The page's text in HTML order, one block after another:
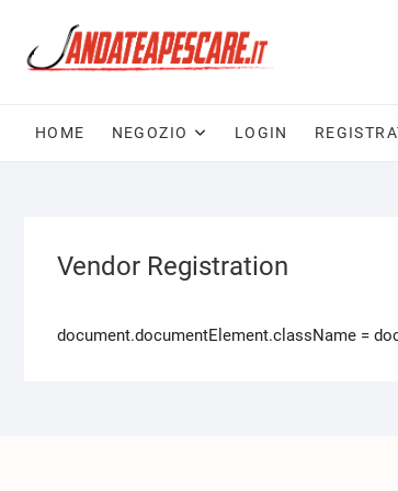
HOME NEGOZIO LOGIN
Vendor Registration
document.documentElement.className =